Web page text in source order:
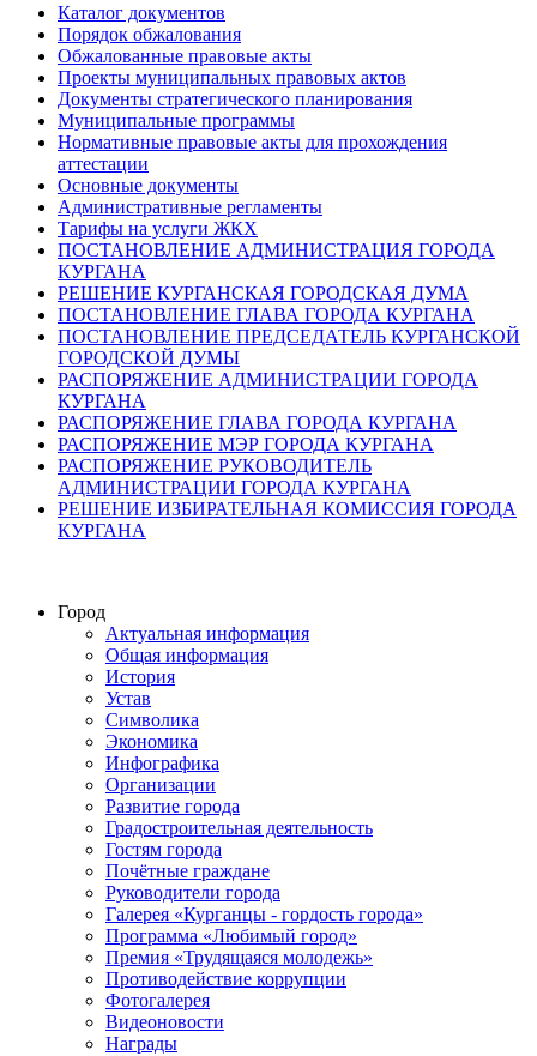
Каталог документов
Порядок обжалования
Обжалованные правовые акты
Проекты муниципальных правовых актов
Документы стратегического планирования
Муниципальные программы
Нормативные правовые акты для прохождения
аттестации
Основные документы
Административные регламенты
Тарифы на услуги ЖКХ
ПОСТАНОВЛЕНИЕ АДМИНИСТРАЦИЯ ГОРОДА
КУРГАНА
РЕШЕНИЕ КУРГАНСКАЯ ГОРОДСКАЯ ДУМА
ПОСТАНОВЛЕНИЕ ГЛАВА ГОРОДА КУРГАНА
ПОСТАНОВЛЕНИЕ ПРЕДСЕДАТЕЛЬ КУРГАНСКОЙ
ГОРОДСКОЙ ДУМЫ
РАСПОРЯЖЕНИЕ АДМИНИСТРАЦИИ ГОРОДА
КУРГАНА
РАСПОРЯЖЕНИЕ ГЛАВА ГОРОДА КУРГАНА
РАСПОРЯЖЕНИЕ МЭР ГОРОДА КУРГАНА
РАСПОРЯЖЕНИЕ РУКОВОДИТЕЛЬ
АДМИНИСТРАЦИИ ГОРОДА КУРГАНА
РЕШЕНИЕ ИЗБИРАТЕЛЬНАЯ КОМИССИЯ ГОРОДА
КУРГАНА
Город
Актуальная информация
Общая информация
История
Устав
Символика
Экономика
Инфографика
Организации
Развитие города
Градостроительная деятельность
Гостям города
Почётные граждане
Руководители города
Галерея «Курганцы - гордость города»
Программа «Любимый город»
Премия «Трудящаяся молодежь»
Противодействие коррупции
Фотогалерея
Видеоновости
Награды